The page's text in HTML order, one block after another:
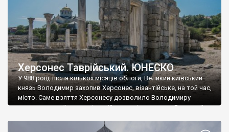
Херсонес Таврійський. ЮНЕСКО
У 988 році, після кількох місяців облоги, Великий київський
князь Володимир захопив Херсонес, візантійське, на той час,
місто. Саме взяття Херсонесу дозволило Володимиру
диктувати свої умови візантійському імператору Василю ІІ, та
Херсонесі Володимир-язичник, став Василем-християнином.